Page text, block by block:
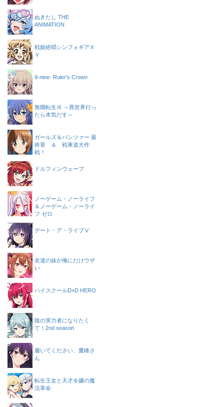
ぬきたし THE
ANIMATION
戦姫絶唱シンフォギアＸ
Ｖ
9-nine- Ruler’s Crown
無職転生Ⅲ ～異世界行っ
たら本気だす～
ガールズ＆パンツァー 最
終章 ＆ 戦車道大作
戦！
ドルフィンウェーブ
ノーゲーム・ノーライフ
＆ノーゲーム・ノーライ
フ ゼロ
デート・ア・ライブⅤ
友達の妹が俺にだけウザ
い
ハイスクールD×D HERO
陰の実力者になりたく
て！2nd season
履いてください、鷹峰さ
ん
転生王女と天才令嬢の魔
法革命